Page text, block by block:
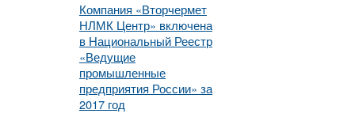
Компания «Вторчермет
НЛМК Центр» включена
в Национальный Реестр
«Ведущие
промышленные
предприятия России» за
2017 год